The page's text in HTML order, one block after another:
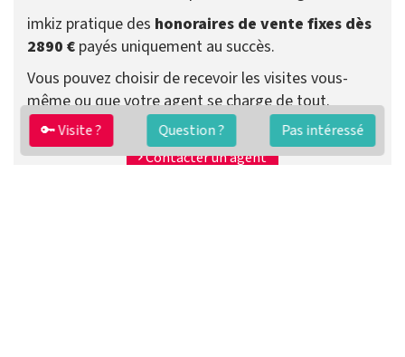
🔑 Visite ? Question ? Pas intéressé
imkiz pratique des honoraires de vente fixes dès
2890 € payés uniquement au succès.
Vous pouvez choisir de recevoir les visites vous-
même ou que votre agent se charge de tout.
Préparer ma vente
Contacter un agent